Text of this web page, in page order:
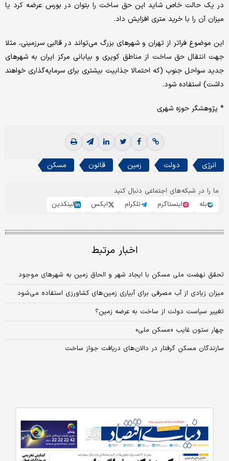
در یک حالت خاص شاید این حق ساخت را بتوان در بورس عرضه کرد یا
میزان آن را با خرید متری افزایش داد.
این موضوع فراتر از تهران و شهرهای بزرگ می‌تواند در قالبی سرزمینی، مثلا
جهت انتقال حق ساخت از مناطق کویری و بیابانی مرکز ایران به شهرهای
جدید سواحل جنوب (که احتمالا جذابیت بیشتری برای سرمایه‌گذاری خواهند
داشت) استفاده شود.
* پژوهشگر حوزه شهری
انرژی دولت زمین قانون مسکن
ما را در شبکه‌های اجتماعی دنبال کنید
بله
اینستاگرم تلگرام ایکس لینکدین
اخبار مرتبط
تحقق نهضت ملی مسکن با ایجاد شهر و الحاق زمین به شهرهای موجود
میزان زیادی از آب مصرفی برای آبیاری زمین‌های کشاورزی استفاده می‌شود
تغییر سیاست دولت از ساخت به عرضه زمین؟
چهار ستون غایب «مسکن ملی»
سازندگان مسکن گرفتار در دالان‌‌‌های دریافت جواز ساخت